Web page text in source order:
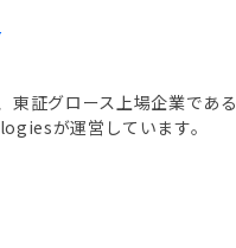
東証グロース上場企業である
が運営しています。